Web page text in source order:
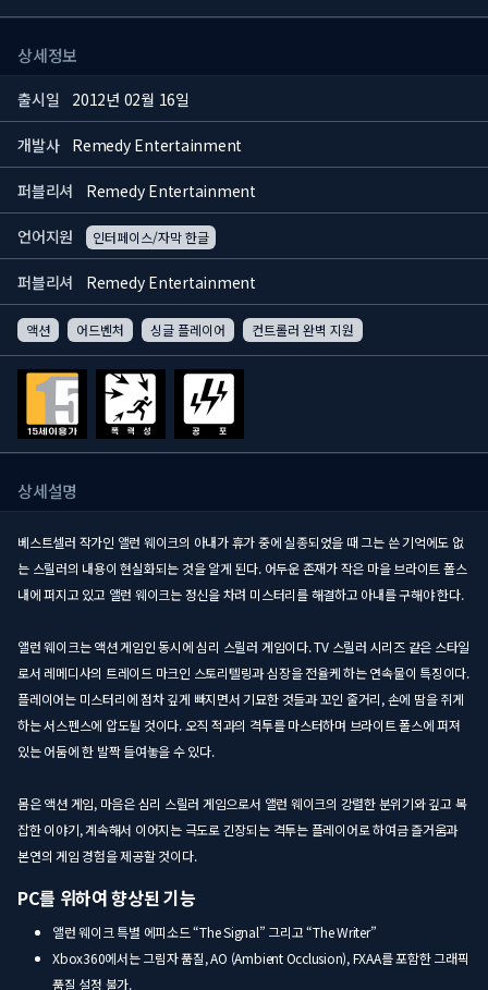
상세정보
출시일 2012년 02월 16일
개발사 Remedy Entertainment
퍼블리셔 Remedy Entertainment
언어지원 인터페이스/자막 한글
퍼블리셔 Remedy Entertainment
액션 어드벤처 싱글 플레이어 컨트롤러 완벽 지원
상세설명
베스트셀러 작가인 앨런 웨이크의 아내가 휴가 중에 실종되었을 때 그는 쓴 기억에도 없
는 스릴러의 내용이 현실화되는 것을 알게 된다. 어두운 존재가 작은 마을 브라이트 폴스
내에 퍼지고 있고 앨런 웨이크는 정신을 차려 미스터리를 해결하고 아내를 구해야 한다.
앨런 웨이크는 액션 게임인 동시에 심리 스릴러 게임이다. TV 스릴러 시리즈 같은 스타일
로서 레메디사의 트레이드 마크인 스토리텔링과 심장을 전율케 하는 연속물이 특징이다.
플레이어는 미스터리에 점차 깊게 빠지면서 기묘한 것들과 꼬인 줄거리, 손에 땀을 쥐게
하는 서스펜스에 압도될 것이다. 오직 적과의 격투를 마스터하며 브라이트 폴스에 퍼져
있는 어둠에 한 발짝 들여놓을 수 있다.
몸은 액션 게임, 마음은 심리 스릴러 게임으로서 앨런 웨이크의 강렬한 분위기와 깊고 복
잡한 이야기, 계속해서 이어지는 극도로 긴장되는 격투는 플레이어로 하여금 즐거움과
본연의 게임 경험을 제공할 것이다.
PC를 위하여 향상된 기능
앨런 웨이크 특별 에피소드 “The Signal” 그리고 “The Writer”
Xbox360에서는 그림자 품질, AO (Ambient Occlusion), FXAA를 포함한 그래픽
품질 설정 불가.